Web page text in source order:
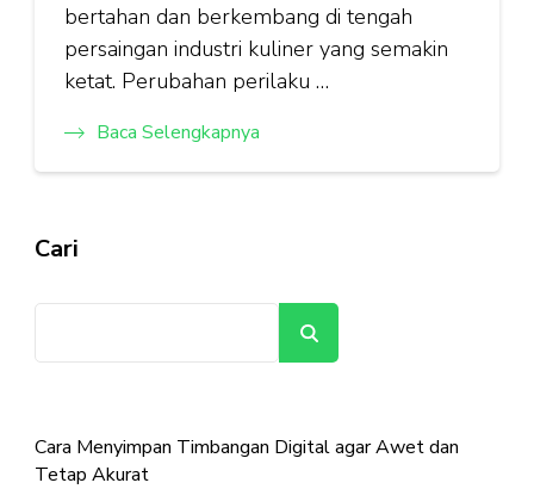
bertahan dan berkembang di tengah
persaingan industri kuliner yang semakin
ketat. Perubahan perilaku …
Baca Selengkapnya
Cari
Cara Menyimpan Timbangan Digital agar Awet dan
Tetap Akurat